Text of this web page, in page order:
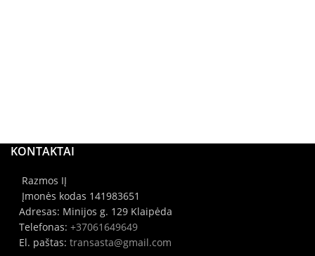
KONTAKTAI
Razmos IĮ
Įmonės kodas 141983651
Adresas: Minijos g. 129 Klaipėda
Telefonas: +37061649649
El. paštas: transasta@gmail.com